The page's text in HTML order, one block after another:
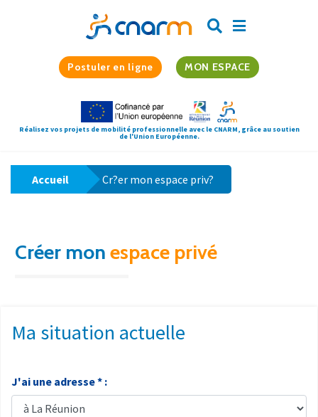
Postuler en ligne MON ESPACE
Réalisez vos projets de mobilité professionnelle avec le CNARM, grâce au soutien
de l'Union Européenne.
Accueil Cr?er mon espace priv?
Créer mon espace privé
Ma situation actuelle
J'ai une adresse * :